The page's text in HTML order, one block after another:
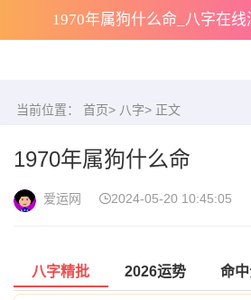
1970年属狗什么命_八字在
当前位置： 首页> 八字> 正文
1970年属狗什么命
爱运网 2024-05-20 10:45:05
八字精批 2026运势 命